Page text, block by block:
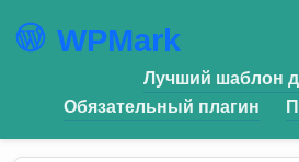
WPMark
Лучший шаблон
Обязательный плагин